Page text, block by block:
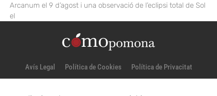
Arcanum el 9 d’agost i una observació de l’eclipsi total de Sol
el
Avís Legal Política de Cookies Política de Privacitat